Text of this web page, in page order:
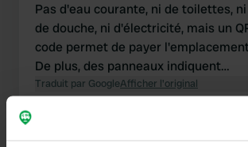
Pas d'eau courante, ni de toilettes, ni
de douche, ni d'électricité, mais un
code permet de payer
De plus, des panneaux indiquent
partout qu'il s'agit d'un stand de tir ;
Traduit par GoogleAfficher l'original